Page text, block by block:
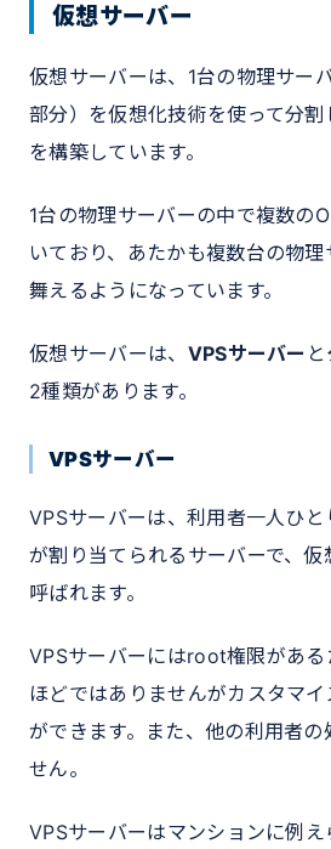
仮想サーバー
仮想サーバーは、1台の物理サー
部分）を仮想化技術を使って分
を構築しています。
1台の物理サーバーの中で複数の
いており、あたかも複数台の物
舞えるようになっています。
仮想サーバーは、 VPSサーバー と
2種類があります。
VPSサーバー
VPSサーバーは、利用者一人ひ
が割り当てられるサーバーで、仮
呼ばれます。
VPSサーバーにはroot権限がある
ほどではありませんがカスタマ
ができます。また、他の利用者の
せん。
VPSサーバーはマンションに例え